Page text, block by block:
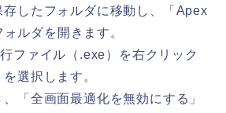
存したフォルダに移動し、「Apex
ルダを開きます。
ファイル（.exe）を右クリック
選択します。
「全画面最適化を無効にする」